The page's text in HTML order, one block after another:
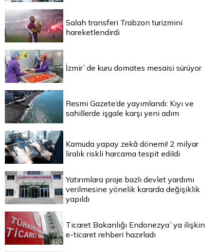
Salah transferi Trabzon turizmini
hareketlendirdi
İzmir`de kuru domates mesaisi sürüyor
Resmi Gazete’de yayımlandı: Kıyı ve
sahillerde işgale karşı yeni adım
Kamuda yapay zekâ dönemi! 2 milyar
liralık riskli harcama tespit edildi
Yatırımlara proje bazlı devlet yardımı
verilmesine yönelik kararda değişiklik
yapıldı
Ticaret Bakanlığı Endonezya`ya ilişkin
e-ticaret rehberi hazırladı